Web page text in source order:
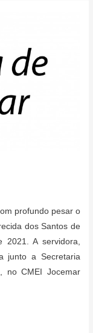
profundo pesar o
dos Santos de
A servidora,
junto a Secretaria
no CMEI Jocemar